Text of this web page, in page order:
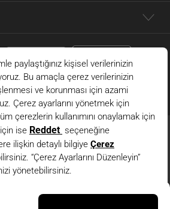
Kollu Örme Modal Tişört